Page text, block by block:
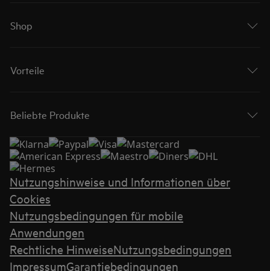
Shop
Vorteile
Beliebte Produkte
Nutzungshinweise und Informationen über
Cookies
Nutzungsbedingungen für mobile
Anwendungen
Rechtliche HinweiseNutzungsbedingungen
ImpressumGarantiebedingungen